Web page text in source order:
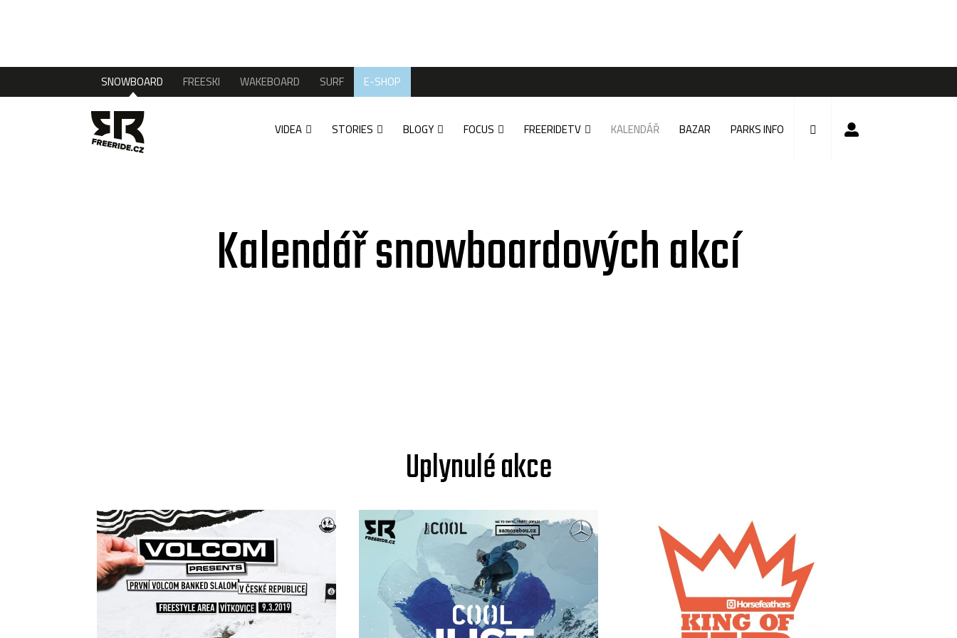
SNOWBOARD FREESKI WAKEBOARD SURF E-SHOP
VIDEA STORIES BLOGY FOCUS FREERIDETV KALENDÁŘ BAZAR PARKS INFO
Kalendář snowboardových akcí
Uplynulé akce